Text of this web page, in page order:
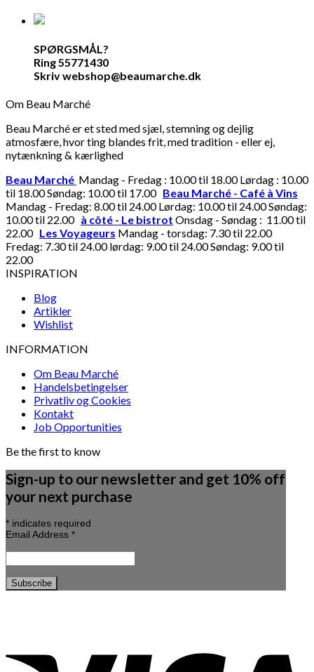
SPØRGSMÅL?
Ring 55771430
Skriv webshop@beaumarche.dk
Om Beau Marché
Beau Marché er et sted med sjæl, stemning og dejlig
atmosfære, hvor ting blandes frit, med tradition - eller ej,
nytænkning & kærlighed
Beau Marché Mandag - Fredag : 10.00 til 18.00 Lørdag : 10.00
til 18.00 Søndag: 10.00 til 17.00 Beau Marché - Café à Vins
Mandag - Fredag: 8.00 til 24.00 Lørdag: 10.00 til 24.00 Søndag:
10.00 til 22.00 à côté - Le bistrot Onsdag - Søndag : 11.00 til
22.00 Les Voyageurs Mandag - torsdag: 7.30 til 22.00
Fredag: 7.30 til 24.00 lørdag: 9.00 til 24.00 Søndag: 9.00 til
22.00
INSPIRATION
Blog
Artikler
Wishlist
INFORMATION
Om Beau Marché
Handelsbetingelser
Privatliv og Cookies
Kontakt
Job Opportunities
Be the first to know
Sign-up to our newsletter and get 10% off
your next purchase
* indicates required
Email Address *